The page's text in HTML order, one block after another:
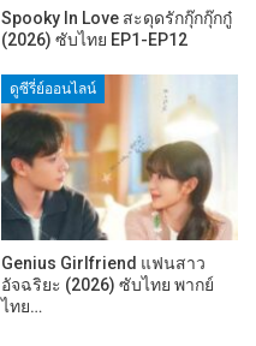
Spooky In Love สะดุดรักกุ๊กกุ๊กกู๋
(2026) ซับไทย EP1-EP12
ดูซีรี่ย์ออนไลน์
Genius Girlfriend แฟนสาว
อัจฉริยะ (2026) ซับไทย พากย์
ไทย…